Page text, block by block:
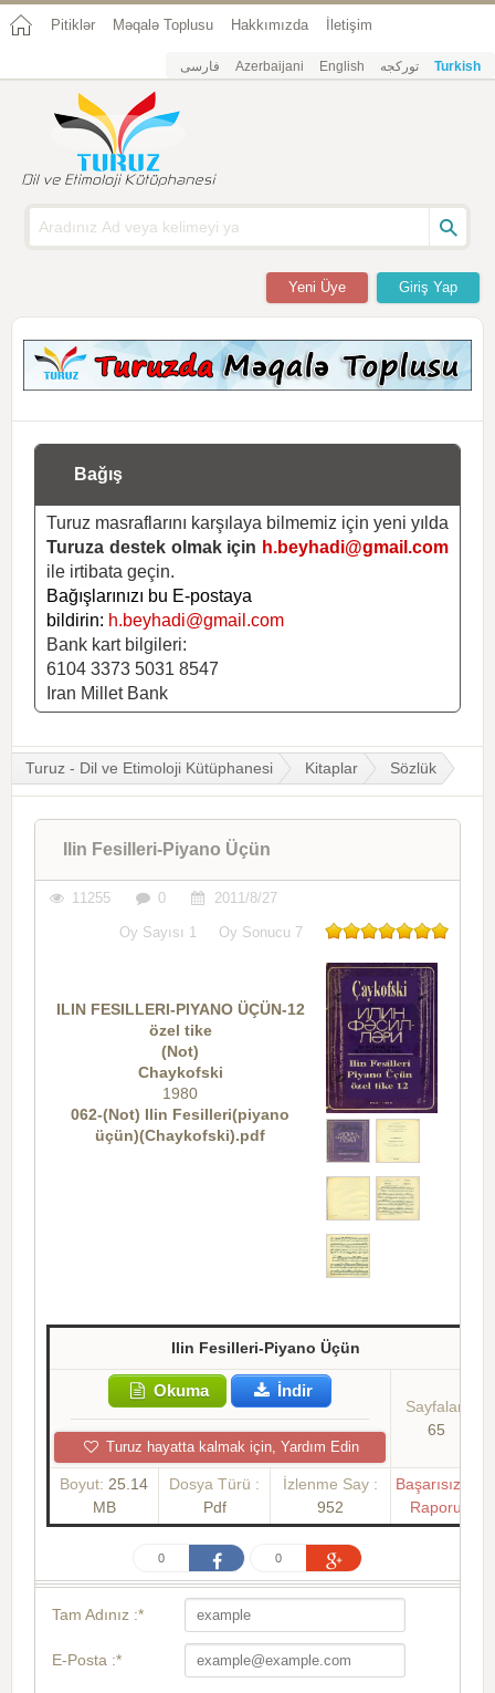
Pitiklər Məqalə Toplusu Hakkımızda İletişim
فارسی Azerbaijani English تورکجه Turkish
Giriş Yap
Yeni Üye
Bağış
Turuz masraflarını karşılaya bilmemiz için yeni yılda
Turuza destek olmak için h.beyhadi@gmail.com
ile irtibata geçin.
Bağışlarınızı bu E-postaya
bildirin: h.beyhadi@gmail.com
Bank kart bilgileri:
6104 3373 5031 8547
Iran Millet Bank
Turuz - Dil ve Etimoloji Kütüphanesi Kitaplar Sözlük
Ilin Fesilleri-Piyano Üçün
11255 0 2011/8/27
Oy Sayısı 1 Oy Sonucu 7
ILIN FESILLERI-PIYANO ÜÇÜN-12
özel tike
(Not)
Chaykofski
1980
062-(Not) Ilin Fesilleri(piyano
üçün)(Chaykofski).pdf
Ilin Fesilleri-Piyano Üçün
Okuma İndir
Turuz hayatta kalmak için, Yardım Edin
Sayfalar:
65
Boyut: 25.14
MB
Dosya Türü :
Pdf
İzlenme Say :
952
Başarısızlık
Raporu
0 0
Tam Adınız :*
E-Posta :*